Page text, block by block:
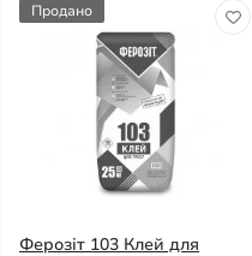
Продано
Ферозіт 103 Клей для